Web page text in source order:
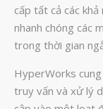
cấp tất cả các
nhanh chóng các
trong thời gian
HyperWorks
truy vấn và xử lý